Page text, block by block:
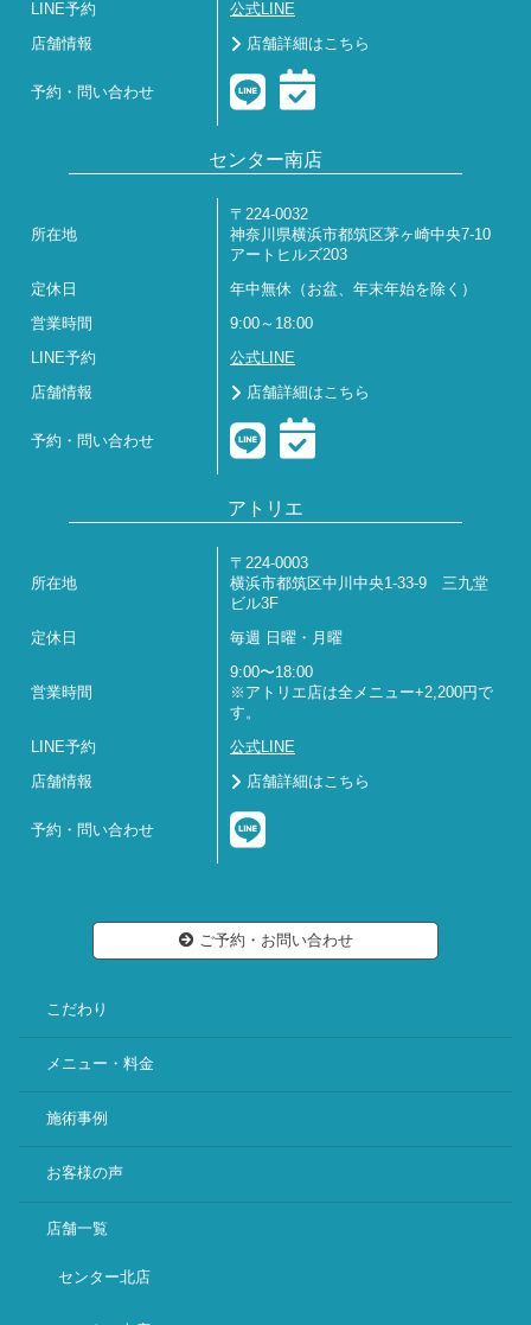
LINE予約 公式LINE
店舗情報 店舗詳細はこちら
予約・問い合わせ
センター南店
所在地
〒224-0032
神奈川県横浜市都筑区茅ヶ崎中央7-10
アートヒルズ203
定休日 年中無休（お盆、年末年始を除く）
営業時間 9:00～18:00
LINE予約 公式LINE
店舗情報 店舗詳細はこちら
予約・問い合わせ
アトリエ
所在地
〒224-0003
横浜市都筑区中川中央1-33-9 三九堂
ビル3F
定休日 毎週 日曜・月曜
営業時間
9:00〜18:00
※アトリエ店は全メニュー+2,200円で
す。
LINE予約 公式LINE
店舗情報 店舗詳細はこちら
予約・問い合わせ
ご予約・お問い合わせ
こだわり
メニュー・料金
施術事例
お客様の声
店舗一覧
センター北店